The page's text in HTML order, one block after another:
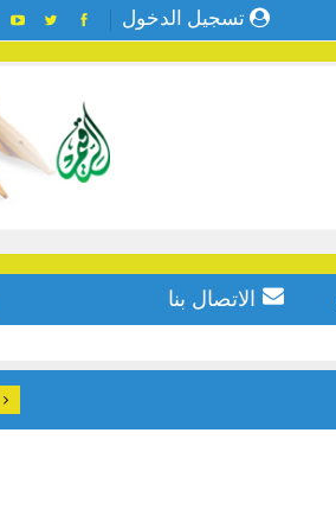
تسجيل الدخول
الاتصال بنا